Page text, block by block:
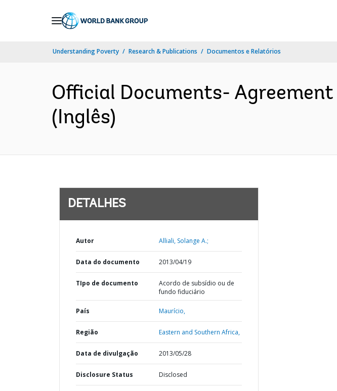
Understanding Poverty Research & Publications Documentos e Relatórios
Official Documents- Agreement
(Inglês)
DETALHES
Autor Alliali, Solange A.;
Data do documento 2013/04/19
TIpo de documento
Acordo de subsídio ou de
fundo fiduciário
País Maurício,
Região Eastern and Southern Africa,
Data de divulgação 2013/05/28
Disclosure Status Disclosed